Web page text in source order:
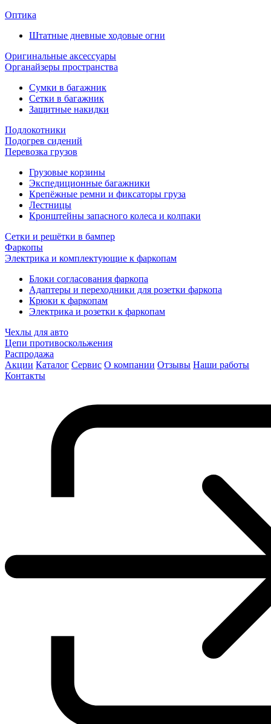
Оптика
Штатные дневные ходовые огни
Оригинальные аксессуары
Органайзеры пространства
Сумки в багажник
Сетки в багажник
Защитные накидки
Подлокотники
Подогрев сидений
Перевозка грузов
Грузовые корзины
Экспедиционные багажники
Крепёжные ремни и фиксаторы груза
Лестницы
Кронштейны запасного колеса и колпаки
Сетки и решётки в бампер
Фаркопы
Электрика и комплектующие к фаркопам
Блоки согласования фаркопа
Адаптеры и переходники для розетки фаркопа
Крюки к фаркопам
Электрика и розетки к фаркопам
Чехлы для авто
Цепи противоскольжения
Распродажа
Акции Каталог Сервис О компании Отзывы Наши работы
Контакты